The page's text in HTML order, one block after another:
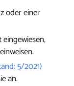
oder einer
5/2021)
an.